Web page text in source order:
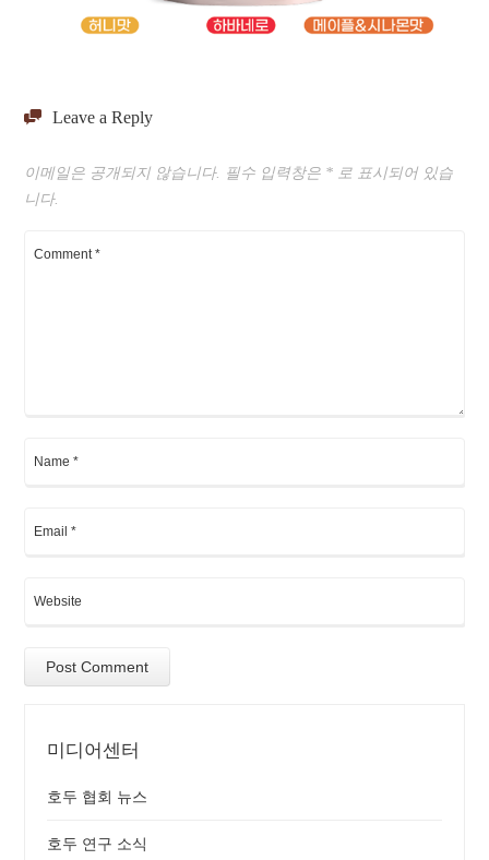
Leave a Reply
이메일은 공개되지 않습니다. 필수 입력창은 * 로 표시되어 있습
니다.
미디어센터
호두 협회 뉴스
호두 연구 소식